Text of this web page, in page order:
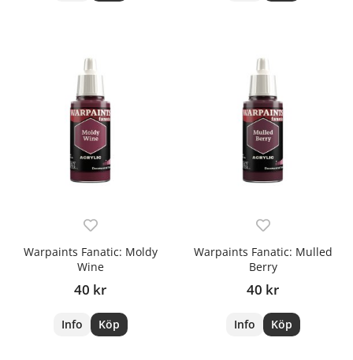
Warpaints Fanatic: Moldy
Wine
40 kr
Info Köp
Warpaints Fanatic: Mulled
Berry
40 kr
Info Köp